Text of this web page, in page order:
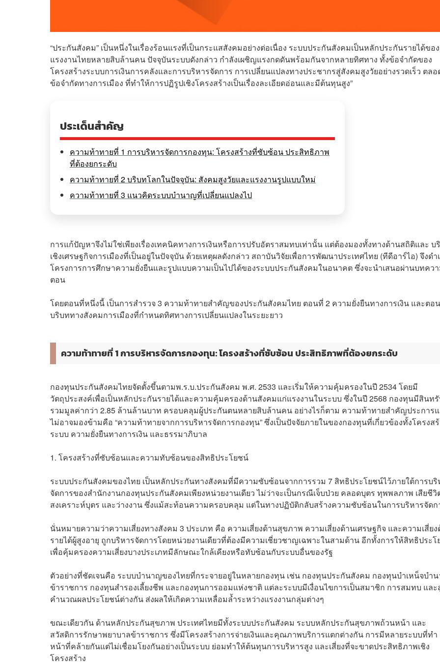
“ประกันสังคม” เป็นหนึ่งในเรื่องร้อนแรงที่เป็นกระแสสังคมอย่างต่อเนื่อง ระบบประกันสังคมเป็นหลักประกันรายได้ของ
แรงงานไทยหลายสิบล้านคน ปัจจุบันระบบดังกล่าว กำลังเผชิญแรงกดดันพร้อมกันจากหลายทิศทาง ทั้งข้อจำกัดของ
โครงสร้างระบบการเงินการคลังและการบริหารจัดการ การเปลี่ยนแปลงทางประชากรสู่สังคมสูงวัยอย่างรวดเร็ว ตล
ข้อจำกัดทางการเมือง ที่ทำให้การปฏิรูปเชิงโครงสร้างเป็นเรื่องละเอียดอ่อนและมีต้นทุนสูง”
ประเด็นสำคัญ
ความท้าทายที่ 1 การบริหารจัดการกองทุน: โครงสร้างที่ซับซ้อน ประสิทธิภาพ
ที่ต้องยกระดับ
ความท้าทายที่ 2 บริบทโลกในปัจจุบัน: สังคมสูงวัยและแรงงานรูปแบบใหม่
ความท้าทายที่ 3 แนวคิดระบบบำนาญที่เปลี่ยนแปลงไป
การแก้ปัญหาจึงไม่ใช่เพียงเรื่องเทคนิคทางการเงินหรือการปรับอัตราสมทบเท่านั้น แต่ต้องมองทั้งทางด้านสถิติและ บ
เชิงเศรษฐกิจการเมืองที่เป็นอยู่ในปัจจุบัน ด้วยเหตุผลดังกล่าว สถาบันวิจัยเพื่อการพัฒนาประเทศไทย (ทีดีอาร์ไอ) จึงดำ
โครงการการศึกษาความยั่งยืนและรูปแบบความเป็นไปได้ของระบบประกันสังคมในอนาคต ซึ่งจะนำเสนอผ่านบทคว
ตอน
โดยตอนที่หนึ่งนี้ เป็นการสำรวจ 3 ความท้าทายสำคัญของประกันสังคมไทย ตอนที่ 2 ความยั่งยืนทางการเงิน และตอ
บริบททางสังคมการเมืองที่กำหนดทิศทางการเปลี่ยนแปลงในระยะยาว
ความท้าทายที่ 1 การบริหารจัดการกองทุน: โครงสร้างที่ซับซ้อน ประสิทธิภาพที่ต้องยกระดับ
กองทุนประกันสังคมไทยจัดตั้งขึ้นตามพ.ร.บ.ประกันสังคม พ.ศ. 2533 และเริ่มให้ความคุ้มครองในปี 2534 โดยมี
วัตถุประสงค์เพื่อเป็นหลักประกันรายได้และความคุ้มครองด้านสังคมแก่แรงงานในระบบ ซึ่งในปี 2568 กองทุนมีสินท
รวมมูลค่ากว่า 2.85 ล้านล้านบาท ครอบคลุมผู้ประกันตนหลายสิบล้านคน อย่างไรก็ตาม ความท้าทายสำคัญประการ
ไม่อาจมองข้ามคือ “ความท้าทายจากการบริหารจัดการกองทุน” ซึ่งเป็นปัจจัยภายในของกองทุนที่เกี่ยวข้องทั้งโครงส
ระบบ ความยั่งยืนทางการเงิน และธรรมาภิบาล
1. โครงสร้างที่ซับซ้อนและความทับซ้อนของสิทธิประโยชน์
ระบบประกันสังคมของไทย เป็นหลักประกันทางสังคมที่มีความซับซ้อนจากการรวม 7 สิทธิประโยชน์ไว้ภายใต้การบริ
จัดการของสำนักงานกองทุนประกันสังคมเพียงหน่วยงานเดียว ไม่ว่าจะเป็นกรณีเจ็บป่วย คลอดบุตร ทุพพลภาพ เสียชีวิ
สงเคราะห์บุตร และว่างงาน ซึ่งแม้สะท้อนความครอบคลุม แต่ในทางปฏิบัติกลับสร้างความซับซ้อนในการบริหารจัดก
นั่นหมายความว่าความเสี่ยงทางสังคม 3 ประเภท คือ ความเสี่ยงด้านสุขภาพ ความเสี่ยงด้านเศรษฐกิจ และความเสี่ย
รายได้ผู้สูงอายุ ถูกบริหารจัดการโดยหน่วยงานเดียวที่ต้องมีความเชี่ยวชาญเฉพาะในสามด้าน อีกทั้งการให้สิทธิประ
เพื่อคุ้มครองความเสี่ยงบางประเภทมีลักษณะใกล้เคียงหรือทับซ้อนกับระบบอื่นของรัฐ
ตัวอย่างที่ชัดเจนคือ ระบบบำนาญของไทยที่กระจายอยู่ในหลายกองทุน เช่น กองทุนประกันสังคม กองทุนบำเหน็จบำ
ข้าราชการ กองทุนสำรองเลี้ยงชีพ และกองทุนการออมแห่งชาติ แต่ละระบบมีเงื่อนไขการเป็นสมาชิก การสมทบ และ
คำนวณผลประโยชน์ต่างกัน ส่งผลให้เกิดความเหลื่อมล้ำระหว่างแรงงานกลุ่มต่างๆ
ขณะเดียวกัน ด้านหลักประกันสุขภาพ ประเทศไทยมีทั้งระบบประกันสังคม ระบบหลักประกันสุขภาพถ้วนหน้า และ
สวัสดิการรักษาพยาบาลข้าราชการ ซึ่งมีโครงสร้างการจ่ายเงินและคุณภาพบริการแตกต่างกัน การมีหลายระบบที่ทำ
หน้าที่คล้ายกันแต่ไม่เชื่อมโยงกันอย่างเป็นระบบ ย่อมทำให้ต้นทุนการบริหารสูง และเสี่ยงที่จะขาดประสิทธิภาพเชิง
โครงสร้าง